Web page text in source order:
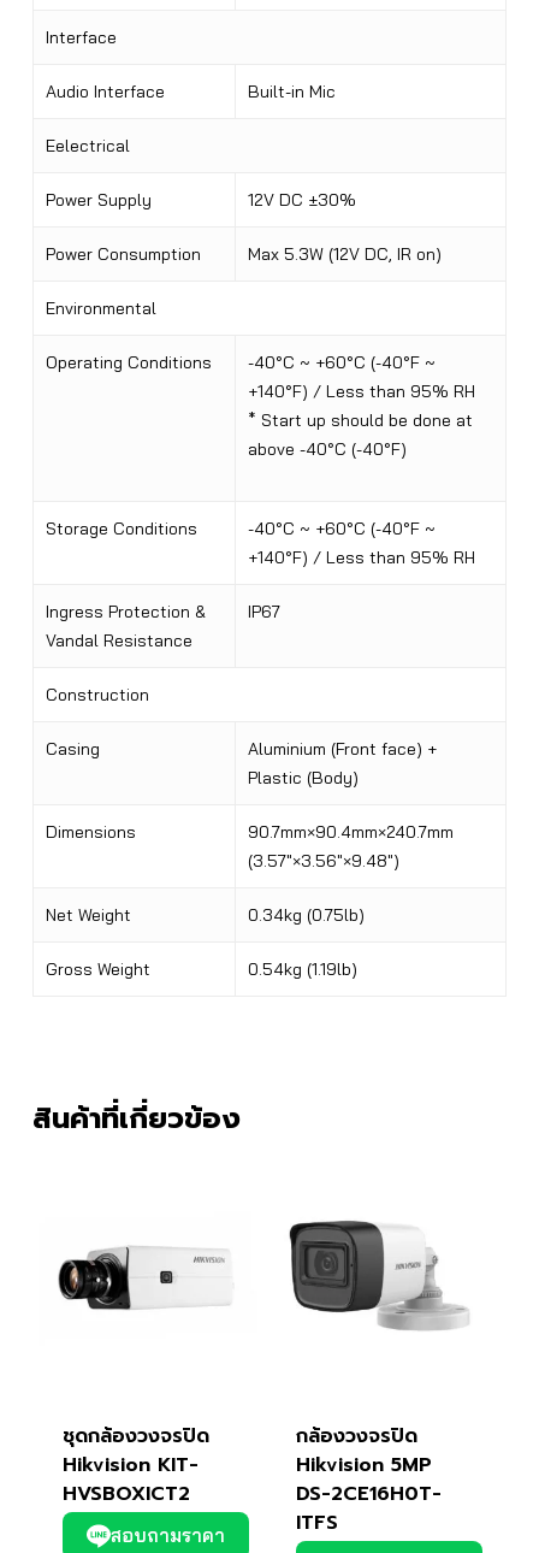
Interface
Audio Interface Built-in Mic
Eelectrical
Power Supply 12V DC ±30%
Power Consumption Max 5.3W (12V DC, IR on)
Environmental
Operating Conditions
-40°C ~ +60°C (-40°F ~
+140°F) / Less than 95% RH
* Start up should be done at
above -40°C (-40°F)
Storage Conditions
-40°C ~ +60°C (-40°F ~
+140°F) / Less than 95% RH
Ingress Protection &
Vandal Resistance
IP67
Construction
Casing
Aluminium (Front face) +
Plastic (Body)
Dimensions
90.7mm×90.4mm×240.7mm
(3.57″×3.56″×9.48″)
Net Weight 0.34kg (0.75lb)
Gross Weight 0.54kg (1.19lb)
สินค้าที่เกี่ยวข้อง
ชุดกล้องวงจรปิด
Hikvision KIT-
HVSBOXICT2
สอบถามราคา
กล้องวงจรปิด
Hikvision 5MP
DS-2CE16H0T-
ITFS